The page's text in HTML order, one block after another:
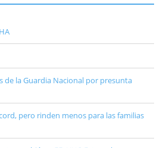
de la Guardia Nacional por presunta
pero rinden menos para las familias